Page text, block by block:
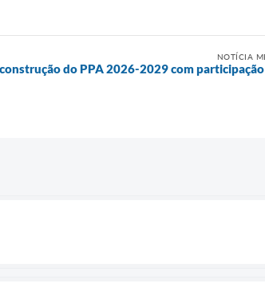
NOTÍCIA
do PPA 2026-2029 com